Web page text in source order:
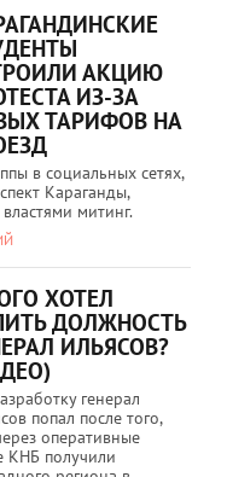
АКЦИЮ
ИЗ-ЗА
ТАРИФОВ НА
в социальных сетях,
Караганды,
митинг.
ХОТЕЛ
ДОЛЖНОСТЬ
ИЛЬЯСОВ?
генерал
попал после того,
оперативные
КНБ получили